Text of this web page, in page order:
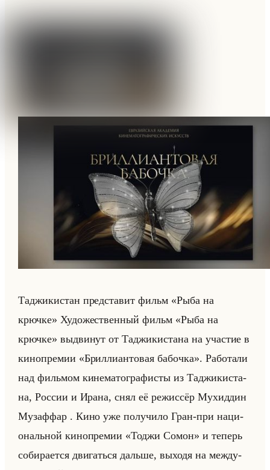
Та­джи­ки­стан пред­ста­вит фильм «Рыба на
крючке» Ху­до­же­ствен­ный фильм «Рыба на
крючке» вы­дви­нут от Та­джи­ки­ста­на на уча­стие в
ки­но­пре­мии «Бриллиантовая бабочка». Ра­бо­та­ли
над фильмом ки­не­ма­то­гра­фи­сты из Та­джи­ки­ста­
на, Рос­сии и Ирана, снял её ре­жис­сёр Му­хид­дин
Му­заф­фар . Кино уже по­лу­чи­ло Гран-при на­ци­
ональной ки­но­пре­мии «Тоджи Сомон» и те­перь
со­би­ра­ет­ся дви­гаться дальше, вы­хо­дя на меж­ду­